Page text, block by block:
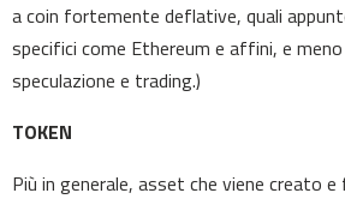
a coin fortemente deflative, quali
specifici come Ethereum e affini, e
speculazione e trading.)
TOKEN
Più in generale, asset che viene creato